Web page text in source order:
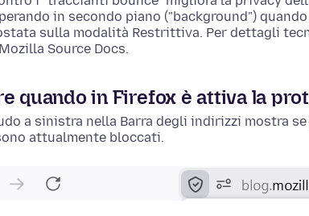
in secondo piano ("background")
sulla modalità Restrittiva. Per dettagli
Source Docs.
quando in Firefox è attiva la
a sinistra nella Barra degli indirizzi mostra
attualmente bloccati.